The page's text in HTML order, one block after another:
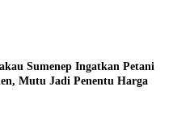
Sumenep Ingatkan Petani
Mutu Jadi Penentu Harga